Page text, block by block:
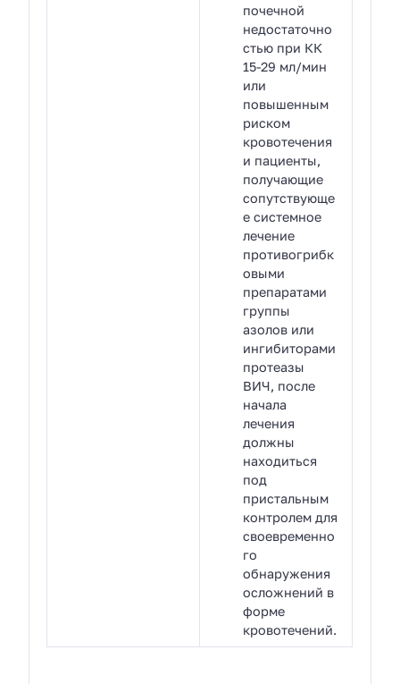
почечной
недостаточно
стью при КК
15-29 мл/мин
или
повышенным
риском
кровотечения
и пациенты,
получающие
сопутствующе
е системное
лечение
противогрибк
овыми
препаратами
группы
азолов или
ингибиторами
протеазы
ВИЧ, после
начала
лечения
должны
находиться
под
пристальным
контролем для
своевременно
го
обнаружения
осложнений в
форме
кровотечений.